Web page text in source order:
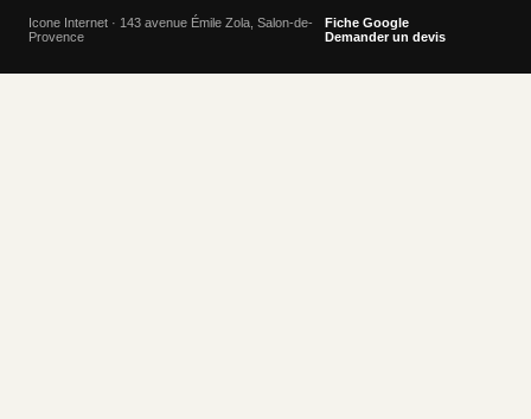
Icone Internet · 143 avenue Émile Zola, Salon-de-
Provence
Fiche Google
Demander un devis